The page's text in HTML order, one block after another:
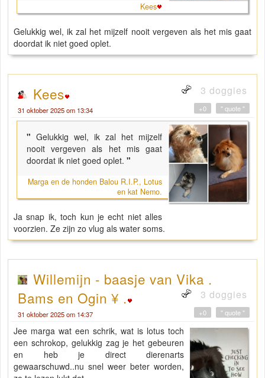
Kees
Gelukkig wel, ik zal het mijzelf nooit vergeven als het mis gaat
doordat ik niet goed oplet.
Kees 3 doggies
31 oktober 2025 om 13:34 " quote "
+0
"Gelukkig wel, ik zal het mijzelf
nooit vergeven als het mis gaat
doordat ik niet goed oplet. "
Marga en de honden Balou R.I.P., Lotus
en kat Nemo.
Ja snap ik, toch kun je echt niet alles
voorzien. Ze zijn zo vlug als water soms.
Willemijn - baasje van Vika .
Bams en Ogin ¥ .
3 doggies
31 oktober 2025 om 14:37 " quote "
+0
Jee marga wat een schrik, wat is lotus toch
een schrokop, gelukkig zag je het gebeuren
en heb je direct dierenarts
gewaarschuwd..nu snel weer beter worden,